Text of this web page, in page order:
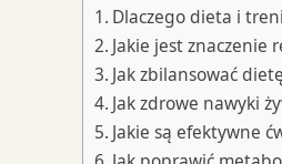
Dlaczego dieta i
Jakie jest znaczenie
Jak zbilansować
Jak zdrowe nawyki
Jakie są efektywne